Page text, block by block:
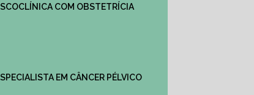
CLÍNICA COM OBSTETRÍCIA
ESPECIALISTA EM CÂNCER PÉLVICO